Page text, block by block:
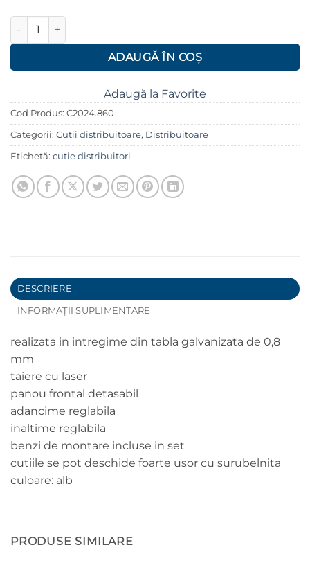
Cantitate Cutie distribuitor-colector FERRO cu montaj
ADAUGĂ ÎN COȘ
Adaugă la Favorite
Cod Produs: C2024.860
Categorii: Cutii distribuitoare, Distribuitoare
Etichetă: cutie distribuitori
DESCRIERE
INFORMAȚII SUPLIMENTARE
realizata in intregime din tabla galvanizata de 0,8
mm
taiere cu laser
panou frontal detasabil
adancime reglabila
inaltime reglabila
benzi de montare incluse in set
cutiile se pot deschide foarte usor cu surubelnita
culoare: alb
PRODUSE SIMILARE